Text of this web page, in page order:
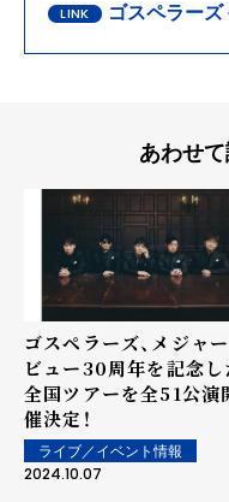
ゴスペラーズ
あわせ
ゴスペラーズ、メジャ
ビュー30周年を記念し
全国ツアーを全51公演
催決定！
ライブ／イベント情報
2024.10.07